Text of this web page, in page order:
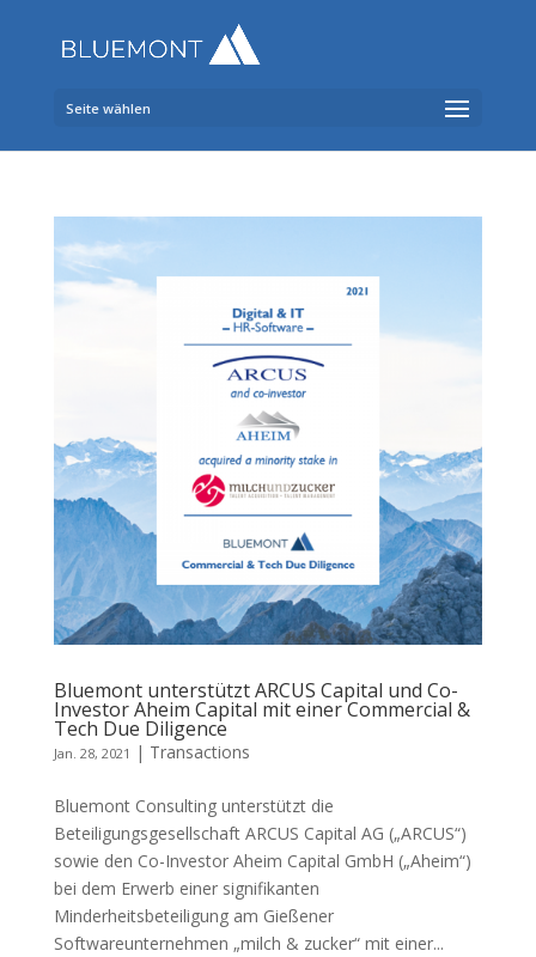
Seite wählen
Bluemont unterstützt ARCUS Capital und Co-
Investor Aheim Capital mit einer Commercial &
Tech Due Diligence
Jan. 28, 2021 | Transactions
Bluemont Consulting unterstützt die
Beteiligungsgesellschaft ARCUS Capital AG („ARCUS“)
sowie den Co-Investor Aheim Capital GmbH („Aheim“)
bei dem Erwerb einer signifikanten
Minderheitsbeteiligung am Gießener
Softwareunternehmen „milch & zucker“ mit einer...